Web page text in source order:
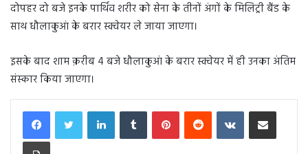
दोपहर दो बजे इनके पार्थिव शरीर को सेना के तीनों अंगों के मिलिट्री बैंड के
साथ धौलाकुआं के बरार स्क्वेयर ले जाया जाएगा।
इसके बाद शाम क़रीब 4 बजे धौलाकुआं के बरार स्क्वेयर में ही उनका अंतिम
संस्कार किया जाएगा।
LinkedInTumblr PinterestReddit VKontakteShare via Email
Print